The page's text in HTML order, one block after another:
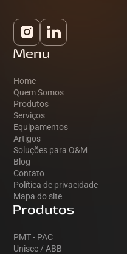
Menu
Home
Quem Somos
Produtos
Serviços
Equipamentos
Artigos
Soluções para O&M
Blog
Contato
Política de privacidade
Mapa do site
Produtos
PMT - PAC
Unisec / ABB